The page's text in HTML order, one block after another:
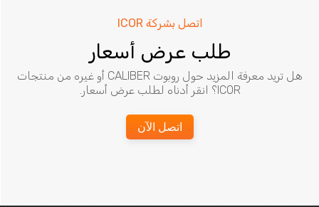
اتصل بشركة ICOR
طلب عرض أسعار
هل تريد معرفة المزيد حول روبوت CALIBER أو غيره من منتجات
ICOR؟ انقر أدناه لطلب عرض أسعار.
اتصل الآن